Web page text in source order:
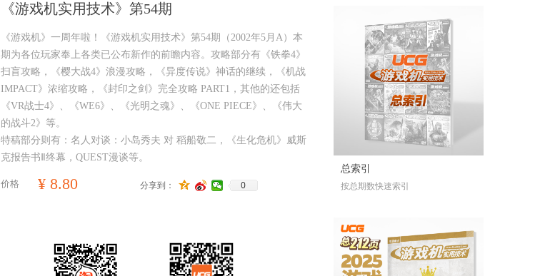
《游戏机实用技术》第54期
价格 ¥ 8.80 分享到： 0
《游戏机》一周年啦！《游戏机实用技术》第54期（2002年5月A）本
期为各位玩家奉上各类已公布新作的前瞻内容。攻略部分有《铁拳4》
扫盲攻略，《樱大战4》浪漫攻略，《异度传说》神话的继续，《机战
IMPACT》浓缩攻略，《封印之剑》完全攻略 PART1，其他的还包括
《VR战士4》、《WE6》、《光明之魂》、《ONE PIECE》、《伟大
的战斗2》等。
特稿部分则有：名人对谈：小岛秀夫 对 稻船敬二，《生化危机》威斯
克报告书Ⅱ终幕，QUEST漫谈等。
总索引
按总期数快速索引